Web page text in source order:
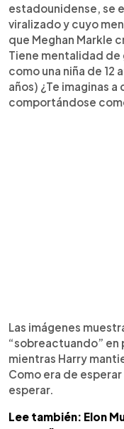
estadounidense, se
viralizado y cuyo
que Meghan Markle
Tiene mentalidad
como una niña de 12
años) ¿Te imaginas
comportándose
Las imágenes
“sobreactuando” en
mientras Harry
Como era de
esperar.
Lee también: Elon